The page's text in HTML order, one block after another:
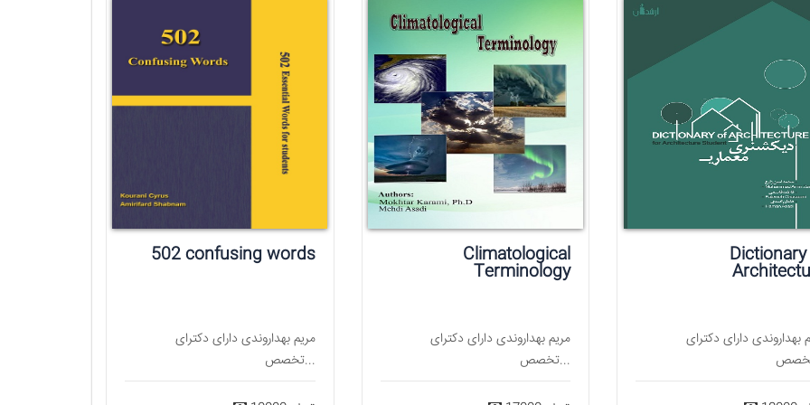
502 confusing words‏‫
مریم بهداروندی دارای دکترای
تخصص...
Climatological
Terminology
مریم بهداروندی دارای دکترای
تخصص...
بهداروندی دارای دکترای